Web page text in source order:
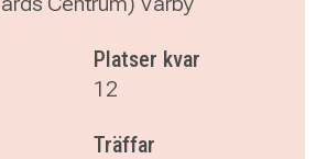
Platser kvar
12
Träffar